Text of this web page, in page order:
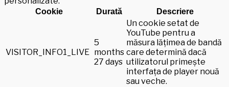
Cookie Durată Descriere
VISITOR_INFO1_LIVE
5
months
27 days
Un cookie setat de
YouTube pentru a
măsura lățimea de bandă
care determină dacă
utilizatorul primește
interfața de player nouă
sau veche.